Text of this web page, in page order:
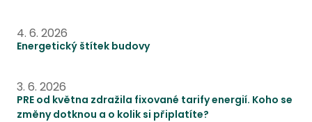
Energetický štítek budovy
4. 6. 2026
Energetický štítek budovy
PRE od května zdražila fixované tarify energií. Koho
3. 6. 2026
PRE od května zdražila fixované tarify energií. Koho se
změny dotknou a o kolik si připlatíte?